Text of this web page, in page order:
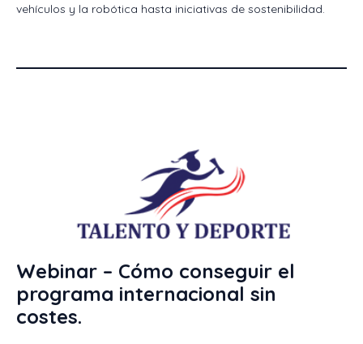
vehículos y la robótica hasta iniciativas de sostenibilidad.
Webinar – Cómo conseguir el
programa internacional sin
costes.